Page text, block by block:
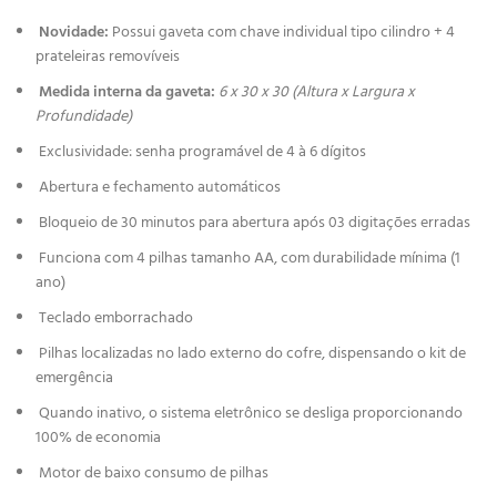
Novidade: Possui gaveta com chave individual tipo cilindro + 4
prateleiras removíveis
Medida interna da gaveta: 6 x 30 x 30 (Altura x Largura x
Profundidade)
Exclusividade: senha programável de 4 à 6 dígitos
Abertura e fechamento automáticos
Bloqueio de 30 minutos para abertura após 03 digitações erradas
Funciona com 4 pilhas tamanho AA, com durabilidade mínima (1
ano)
Teclado emborrachado
Pilhas localizadas no lado externo do cofre, dispensando o kit de
emergência
Quando inativo, o sistema eletrônico se desliga proporcionando
100% de economia
Motor de baixo consumo de pilhas